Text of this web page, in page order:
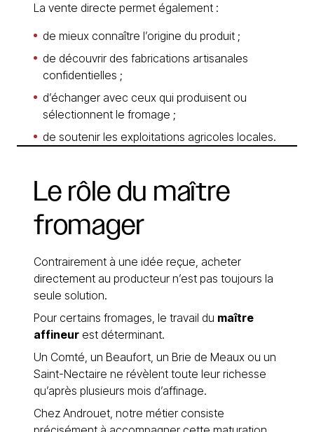
La vente directe permet également :
de mieux connaître l’origine du produit ;
de découvrir des fabrications artisanales
confidentielles ;
d’échanger avec ceux qui produisent ou
sélectionnent le fromage ;
de soutenir les exploitations agricoles locales.
Le rôle du maître
fromager
Contrairement à une idée reçue, acheter
directement au producteur n’est pas toujours la
seule solution.
Pour certains fromages, le travail du maître
affineur est déterminant.
Un Comté, un Beaufort, un Brie de Meaux ou un
Saint-Nectaire ne révèlent toute leur richesse
qu’après plusieurs mois d’affinage.
Chez Androuet, notre métier consiste